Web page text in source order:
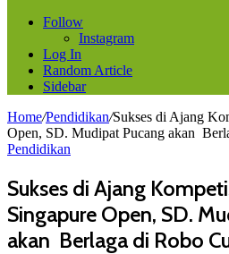
Follow
Instagram
Log In
Random Article
Sidebar
Home/Pendidikan/Sukses di Ajang
Open, SD. Mudipat Pucang akan
Pendidikan
Sukses di Ajang
Singapure Open, SD.
akan Berlaga di Robo